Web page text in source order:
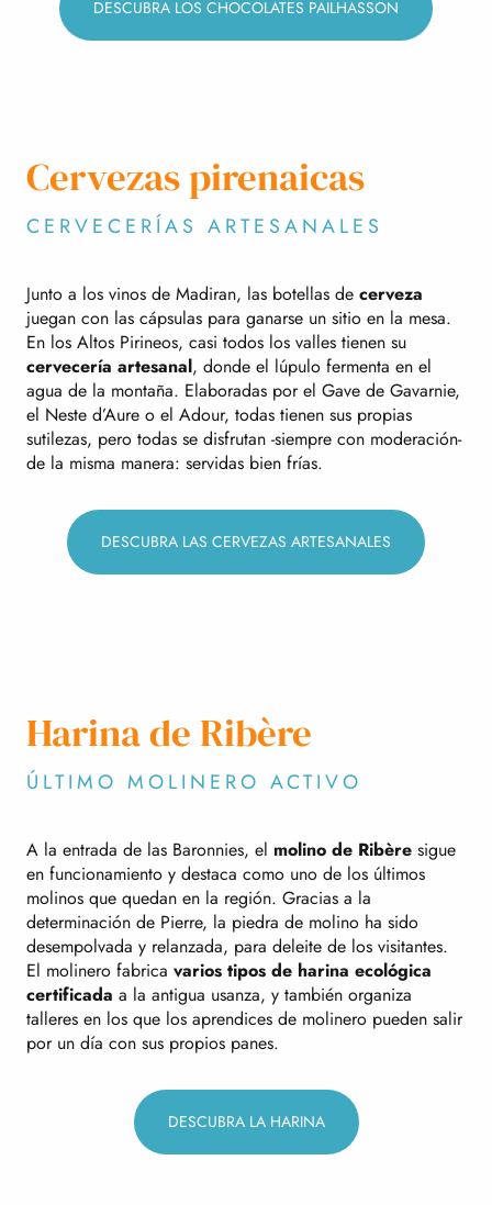
DESCUBRA LOS CHOCOLATES PAILHASSON
Cervezas pirenaicas
CERVECERÍAS ARTESANALES
Junto a los vinos de Madiran, las botellas de cerveza
juegan con las cápsulas para ganarse un sitio en la mesa.
En los Altos Pirineos, casi todos los valles tienen su
cervecería artesanal, donde el lúpulo fermenta en el
agua de la montaña. Elaboradas por el Gave de Gavarnie,
el Neste d’Aure o el Adour, todas tienen sus propias
sutilezas, pero todas se disfrutan -siempre con moderación-
de la misma manera: servidas bien frías.
DESCUBRA LAS CERVEZAS ARTESANALES
Harina de Ribère
ÚLTIMO MOLINERO ACTIVO
A la entrada de las Baronnies, el molino de Ribère sigue
en funcionamiento y destaca como uno de los últimos
molinos que quedan en la región. Gracias a la
determinación de Pierre, la piedra de molino ha sido
desempolvada y relanzada, para deleite de los visitantes.
El molinero fabrica varios tipos de harina ecológica
certificada a la antigua usanza, y también organiza
talleres en los que los aprendices de molinero pueden salir
por un día con sus propios panes.
DESCUBRA LA HARINA